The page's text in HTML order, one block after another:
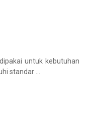
untuk kebutuhan
standar ...